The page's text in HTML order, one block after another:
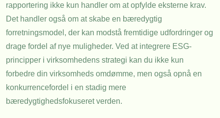
rapportering ikke kun handler om at opfylde eksterne krav.
Det handler også om at skabe en bæredygtig
forretningsmodel, der kan modstå fremtidige udfordringer og
drage fordel af nye muligheder. Ved at integrere ESG-
principper i virksomhedens strategi kan du ikke kun
forbedre din virksomheds omdømme, men også opnå en
konkurrencefordel i en stadig mere
bæredygtighedsfokuseret verden.